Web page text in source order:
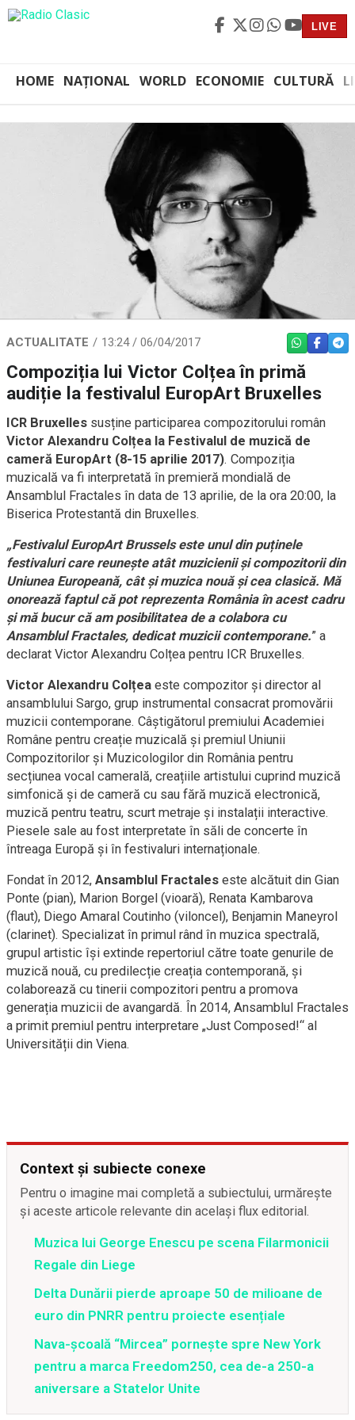
LIVE
HOME NAȚIONAL WORLD ECONOMIE CULTURĂ
ACTUALITATE 13:24 / 06/04/2017 WHATSAPP
Compoziția lui Victor Colțea în primă
audiție la festivalul EuropArt Bruxelles
ICR Bruxelles susține participarea compozitorului român
Victor Alexandru Colțea la Festivalul de muzică de
cameră EuropArt (8-15 aprilie 2017). Compoziția
muzicală va fi interpretată în premieră mondială de
Ansamblul Fractales în data de 13 aprilie, de la ora 20:00, la
Biserica Protestantă din Bruxelles.
„Festivalul EuropArt Brussels este unul din puținele
festivaluri care reunește atât muzicienii și compozitorii din
Uniunea Europeană, cât și muzica nouă și cea clasică. Mă
onorează faptul că pot reprezenta România în acest cadru
și mă bucur că am posibilitatea de a colabora cu
Ansamblul Fractales, dedicat muzicii contemporane.” a
declarat Victor Alexandru Colțea pentru ICR Bruxelles.
Victor Alexandru Colțea este compozitor și director al
ansamblului Sargo, grup instrumental consacrat promovării
muzicii contemporane. Câștigătorul premiului Academiei
Române pentru creație muzicală și premiul Uniunii
Compozitorilor și Muzicologilor din România pentru
secțiunea vocal camerală, creațiile artistului cuprind muzică
simfonică și de cameră cu sau fără muzică electronică,
muzică pentru teatru, scurt metraje și instalații interactive.
Piesele sale au fost interpretate în săli de concerte în
întreaga Europă și în festivaluri internaționale.
Fondat în 2012, Ansamblul Fractales este alcătuit din Gian
Ponte (pian), Marion Borgel (vioară), Renata Kambarova
(flaut), Diego Amaral Coutinho (viloncel), Benjamin Maneyrol
(clarinet). Specializat în primul rând în muzica spectrală,
grupul artistic își extinde repertoriul către toate genurile de
muzică nouă, cu predilecție creația contemporană, și
colaborează cu tinerii compozitori pentru a promova
generația muzicii de avangardă. În 2014, Ansamblul Fractales
a primit premiul pentru interpretare „Just Composed!“ al
Universității din Viena.
Context și subiecte conexe
Pentru o imagine mai completă a subiectului, urmărește
și aceste articole relevante din același flux editorial.
Muzica lui George Enescu pe scena Filarmonicii
Regale din Liege
Delta Dunării pierde aproape 50 de milioane de
euro din PNRR pentru proiecte esențiale
Nava-școală “Mircea” pornește spre New York
pentru a marca Freedom250, cea de-a 250-a
aniversare a Statelor Unite